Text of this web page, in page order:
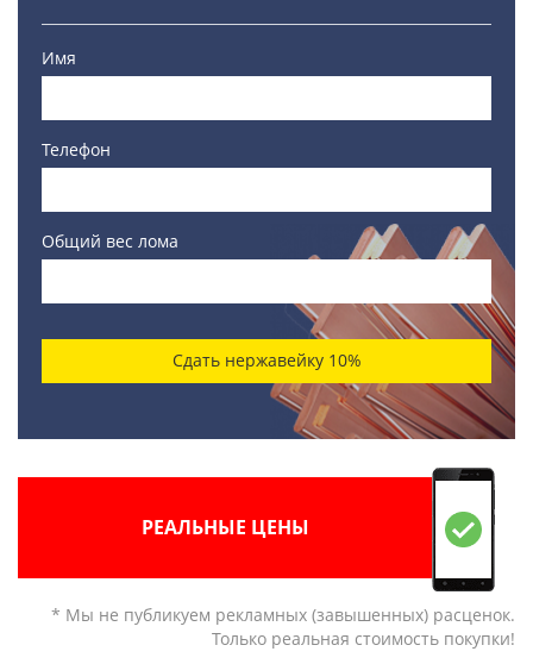
Имя
Телефон
Общий вес лома
Сдать нержавейку 10%
РЕАЛЬНЫЕ ЦЕНЫ
* Мы не публикуем рекламных (завышенных) расценок.
Только реальная стоимость покупки!